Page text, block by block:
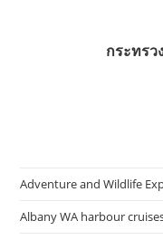
กระทรว
Adventure and Wildlife
Albany WA harbour